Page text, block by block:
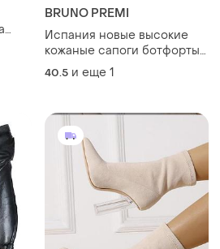
BRUNO PREMI
Испания новые высокие
кожаные сапоги ботфорты
итальянский бренд bruno
premi
40.5 и еще 1